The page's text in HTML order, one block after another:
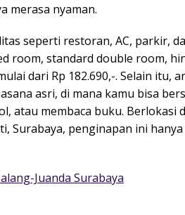
merasa nyaman.
seperti restoran, AC, parkir,
room, standard double room,
dari Rp 182.690,-. Selain itu,
asri, di mana kamu bisa
atau membaca buku. Berlokasi
Surabaya, penginapan ini
Juanda Surabaya